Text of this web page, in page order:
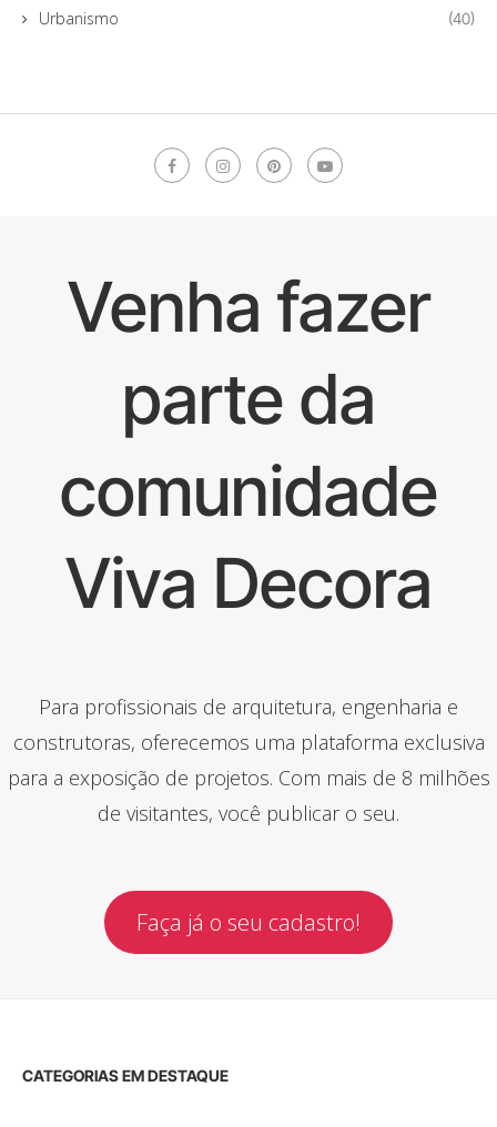
Urbanismo (40)
Venha fazer
parte da
comunidade
Viva Decora
Para profissionais de arquitetura, engenharia e
construtoras, oferecemos uma plataforma exclusiva
para a exposição de projetos. Com mais de 8 milhões
de visitantes, você publicar o seu.
Faça já o seu cadastro!
CATEGORIAS EM DESTAQUE